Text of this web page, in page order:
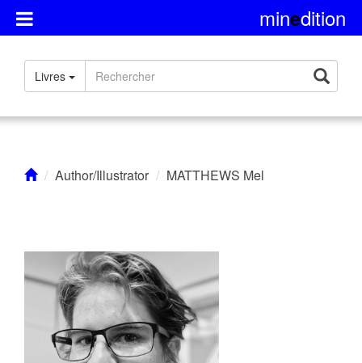
minedition
Rights
Contact
Livres
Author/Illustrator MATTHEWS Mel